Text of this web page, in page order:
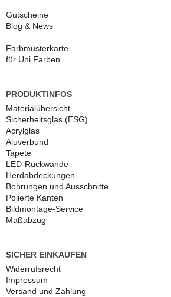
Gutscheine
Blog & News
Farbmusterkarte
für Uni Farben
PRODUKTINFOS
Materialübersicht
Sicherheitsglas (ESG)
Acrylglas
Aluverbund
Tapete
LED-Rückwände
Herdabdeckungen
Bohrungen und Ausschnitte
Polierte Kanten
Bildmontage-Service
Maßabzug
SICHER EINKAUFEN
Widerrufs­recht
Impressum
Versand und Zahlung